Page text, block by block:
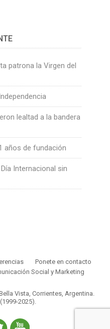
patrona la Virgen del
lealtad a la bandera
años de fundación
Internacional sin
Ponete en contacto
Social y Marketing
Vista, Corrientes, Argentina.
2025)